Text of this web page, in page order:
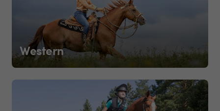
Western